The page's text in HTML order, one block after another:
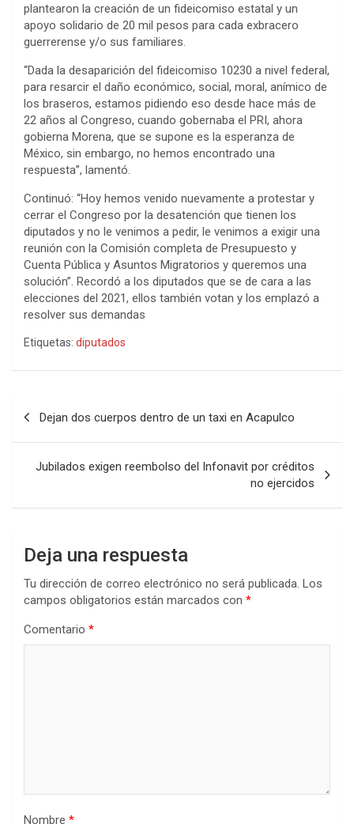
plantearon la creación de un fideicomiso estatal y un
apoyo solidario de 20 mil pesos para cada exbracero
guerrerense y/o sus familiares.
“Dada la desaparición del fideicomiso 10230 a nivel federal,
para resarcir el daño económico, social, moral, anímico de
los braseros, estamos pidiendo eso desde hace más de
22 años al Congreso, cuando gobernaba el PRI, ahora
gobierna Morena, que se supone es la esperanza de
México, sin embargo, no hemos encontrado una
respuesta”, lamentó.
Continuó: “Hoy hemos venido nuevamente a protestar y
cerrar el Congreso por la desatención que tienen los
diputados y no le venimos a pedir, le venimos a exigir una
reunión con la Comisión completa de Presupuesto y
Cuenta Pública y Asuntos Migratorios y queremos una
solución”. Recordó a los diputados que se de cara a las
elecciones del 2021, ellos también votan y los emplazó a
resolver sus demandas
Etiquetas: diputados
Dejan dos cuerpos dentro de un taxi en Acapulco
Jubilados exigen reembolso del Infonavit por créditos
no ejercidos
Deja una respuesta
Tu dirección de correo electrónico no será publicada. Los
campos obligatorios están marcados con *
Comentario *
Nombre *